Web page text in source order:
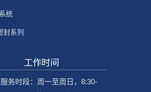
统
封系列
工作时间
务时段：周一至周日，8:30-